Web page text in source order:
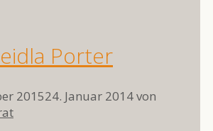
Porter
201524. Januar 2014von